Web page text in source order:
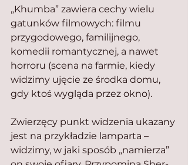
„Khumba” zawiera cechy wielu
gatunków filmowych: filmu
przygodowego, familijnego,
komedii romantycznej, a nawet
horroru (scena na farmie, kiedy
widzimy ujęcie ze środka domu,
gdy ktoś wygląda przez okno).
Zwierzęcy punkt widzenia ukazany
jest na przykładzie lamparta –
widzimy, w jaki sposób „namierza”